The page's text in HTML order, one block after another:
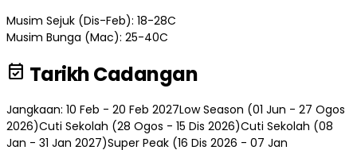
Musim Sejuk (Dis-Feb): 18-28C
Musim Bunga (Mac): 25-40C
event_available Tarikh Cadangan
Jangkaan: 10 Feb - 20 Feb 2027Low Season (01 Jun - 27 Ogos
2026)Cuti Sekolah (28 Ogos - 15 Dis 2026)Cuti Sekolah (08
Jan - 31 Jan 2027)Super Peak (16 Dis 2026 - 07 Jan